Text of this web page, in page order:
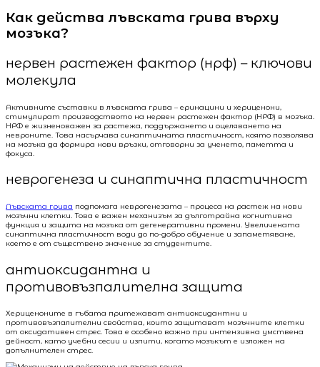
Как действа лъвската грива върху
мозъка?
нервен растежен фактор (нрф) – ключови
молекула
Активните съставки в лъвската грива – еринацини и хериценони,
стимулират производството на нервен растежен фактор (НРФ) в мозъка.
НРФ е жизненоважен за растежа, поддържането и оцеляването на
невроните. Това насърчава синаптичната пластичност, която позволява
на мозъка да формира нови връзки, отговорни за ученето, паметта и
фокуса.
неврогенеза и синаптична пластичност
Лъвската грива подпомага неврогенезата – процеса на растеж на нови
мозъчни клетки. Това е важен механизъм за дълготрайна когнитивна
функция и защита на мозъка от дегенеративни промени. Увеличената
синаптична пластичност води до по-добро обучение и запаметяване,
което е от съществено значение за студентите.
антиоксидантна и
противовъзпалителна защита
Хериценоните в гъбата притежават антиоксидантни и
противовъзпалителни свойства, които защитават мозъчните клетки
от оксидативен стрес. Това е особено важно при интензивна умствена
дейност, като учебни сесии и изпити, когато мозъкът е изложен на
допълнителен стрес.